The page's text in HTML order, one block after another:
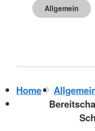
Allgemein
Home